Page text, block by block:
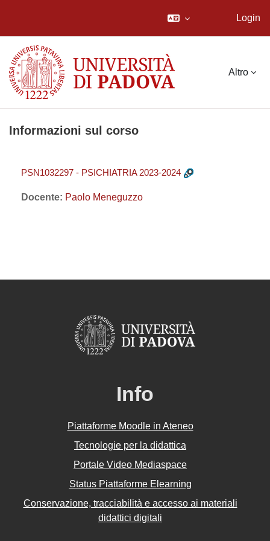
Login
Altro
Informazioni sul corso
PSN1032297 - PSICHIATRIA 2023-2024
Docente: Paolo Meneguzzo
Info
Piattaforme Moodle in Ateneo
Tecnologie per la didattica
Portale Video Mediaspace
Status Piattaforme Elearning
Conservazione, tracciabilità e accesso ai materiali
didattici digitali